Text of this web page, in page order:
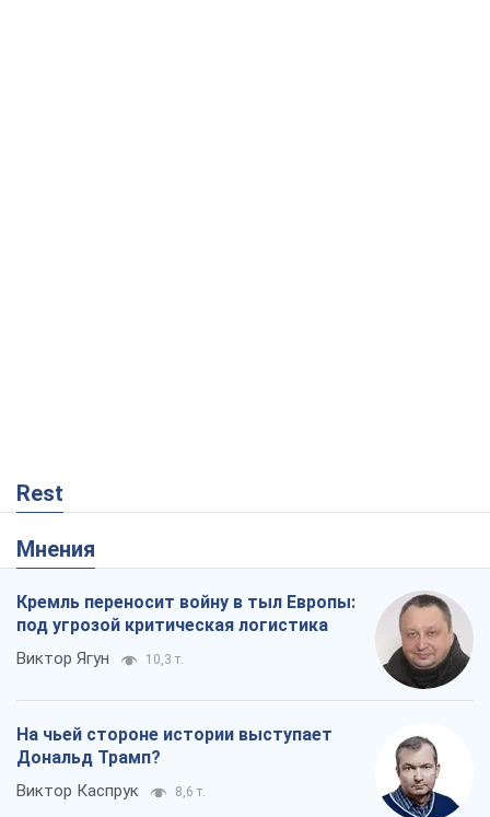
Rest
Мнения
Кремль переносит войну в тыл Европы:
под угрозой критическая логистика
Виктор Ягун 10,3 т.
На чьей стороне истории выступает
Дональд Трамп?
Виктор Каспрук 8,6 т.